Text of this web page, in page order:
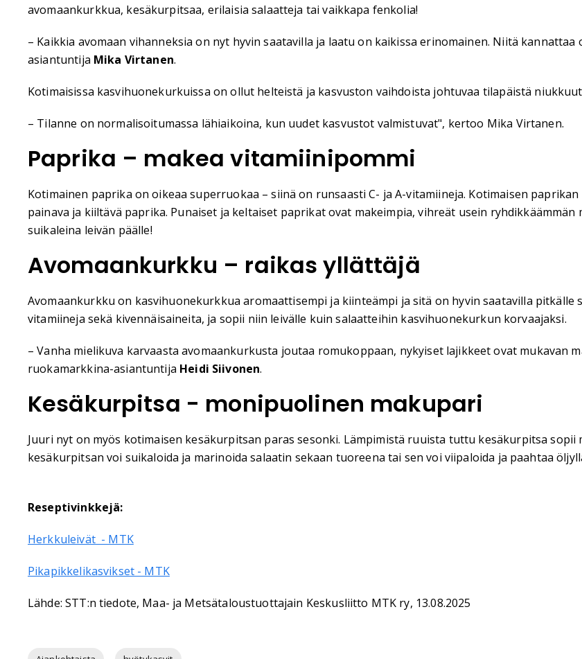
avomaankurkkua, kesäkurpitsaa, erilaisia salaatteja tai vaikkapa fenkolia!
– Kaikkia avomaan vihanneksia on nyt hyvin saatavilla ja laatu on kaikissa erinomainen. Niitä
asiantuntija Mika Virtanen.
Kotimaisissa kasvihuonekurkuissa on ollut helteistä ja kasvuston vaihdoista johtuvaa tilapäistä
– Tilanne on normalisoitumassa lähiaikoina, kun uudet kasvustot valmistuvat", kertoo Mika Virtanen.
Paprika – makea vitamiinipommi
Kotimainen paprika on oikeaa superruokaa – siinä on runsaasti C- ja A-vitamiineja. Kotimaisen
painava ja kiiltävä paprika. Punaiset ja keltaiset paprikat ovat makeimpia, vihreät usein
suikaleina leivän päälle!
Avomaankurkku – raikas yllättäjä
Avomaankurkku on kasvihuonekurkkua aromaattisempi ja kiinteämpi ja sitä on hyvin saatavilla pitkälle
vitamiineja sekä kivennäisaineita, ja sopii niin leivälle kuin salaatteihin kasvihuonekurkun korvaajaksi.
– Vanha mielikuva karvaasta avomaankurkusta joutaa romukoppaan, nykyiset lajikkeet ovat mukavan
ruokamarkkina-asiantuntija Heidi Siivonen.
Kesäkurpitsa - monipuolinen makupari
Juuri nyt on myös kotimaisen kesäkurpitsan paras sesonki. Lämpimistä ruuista tuttu kesäkurpitsa sopii
kesäkurpitsan voi suikaloida ja marinoida salaatin sekaan tuoreena tai sen voi viipaloida ja paahtaa
Reseptivinkkejä:
Herkkuleivät - MTK
Pikapikkelikasvikset - MTK
Lähde: STT:n tiedote, Maa- ja Metsätaloustuottajain Keskusliitto MTK ry, 13.08.2025